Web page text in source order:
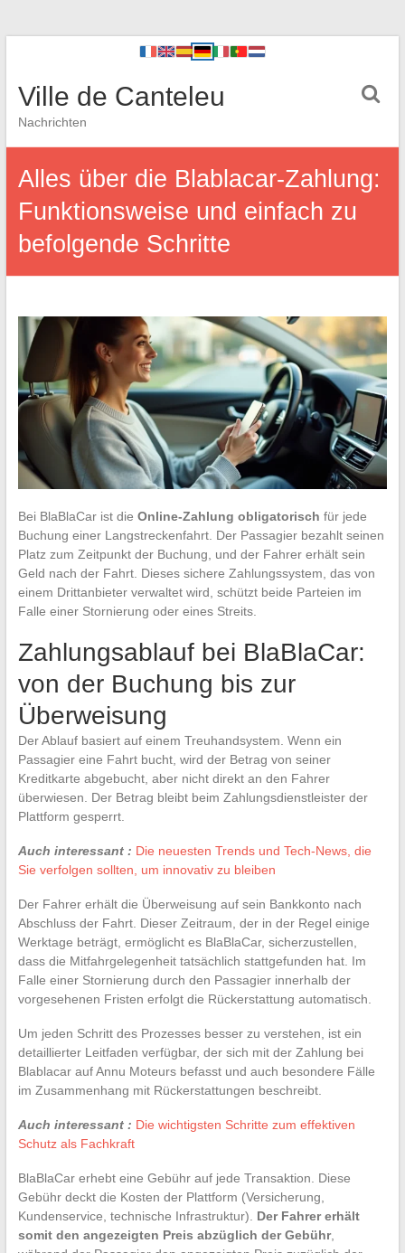
Ville de Canteleu
Nachrichten
Alles über die Blablacar-Zahlung:
Funktionsweise und einfach zu
befolgende Schritte
Bei BlaBlaCar ist die Online-Zahlung obligatorisch für jede
Buchung einer Langstreckenfahrt. Der Passagier bezahlt seinen
Platz zum Zeitpunkt der Buchung, und der Fahrer erhält sein
Geld nach der Fahrt. Dieses sichere Zahlungssystem, das von
einem Drittanbieter verwaltet wird, schützt beide Parteien im
Falle einer Stornierung oder eines Streits.
Zahlungsablauf bei BlaBlaCar:
von der Buchung bis zur
Überweisung
Der Ablauf basiert auf einem Treuhandsystem. Wenn ein
Passagier eine Fahrt bucht, wird der Betrag von seiner
Kreditkarte abgebucht, aber nicht direkt an den Fahrer
überwiesen. Der Betrag bleibt beim Zahlungsdienstleister der
Plattform gesperrt.
Auch interessant : Die neuesten Trends und Tech-News, die
Sie verfolgen sollten, um innovativ zu bleiben
Der Fahrer erhält die Überweisung auf sein Bankkonto nach
Abschluss der Fahrt. Dieser Zeitraum, der in der Regel einige
Werktage beträgt, ermöglicht es BlaBlaCar, sicherzustellen,
dass die Mitfahrgelegenheit tatsächlich stattgefunden hat. Im
Falle einer Stornierung durch den Passagier innerhalb der
vorgesehenen Fristen erfolgt die Rückerstattung automatisch.
Um jeden Schritt des Prozesses besser zu verstehen, ist ein
detaillierter Leitfaden verfügbar, der sich mit der Zahlung bei
Blablacar auf Annu Moteurs befasst und auch besondere Fälle
im Zusammenhang mit Rückerstattungen beschreibt.
Auch interessant : Die wichtigsten Schritte zum effektiven
Schutz als Fachkraft
BlaBlaCar erhebt eine Gebühr auf jede Transaktion. Diese
Gebühr deckt die Kosten der Plattform (Versicherung,
Kundenservice, technische Infrastruktur). Der Fahrer erhält
somit den angezeigten Preis abzüglich der Gebühr,